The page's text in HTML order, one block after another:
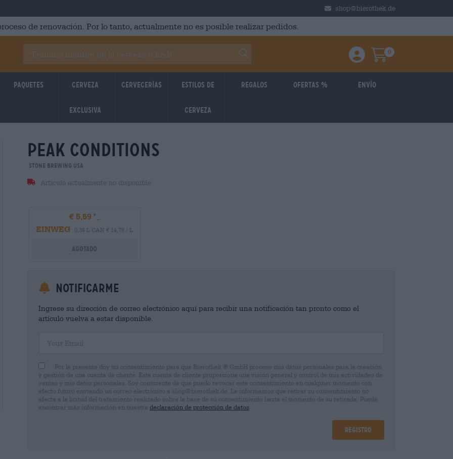
shop@bierothek.de
de renovación. Por lo tanto, actualmente no es posible realizar pedidos.
Einloggen / Anmelden
Warenkorb
0
Paquetes Cerveza
Exclusiva
Cervecerías Estilos de
cerveza
Regalos Ofertas % Envío
peak conditions
Stone Brewing USA
Artículo actualmente no disponible
€ 5,59
EINWEG
0,36 L CAN € 14,78 / L
Agotado
Notificarme
Ingrese su dirección de correo electrónico aquí para recibir una notificación tan pronto como el
artículo vuelva a estar disponible.
Por la presente doy mi consentimiento para que Bierothek ® GmbH procese mis datos personales para la creación
y gestión de una cuenta de cliente. Esta cuenta de cliente proporciona una visión general y control de mis actividades de
ventas y mis datos personales. Soy consciente de que puedo revocar este consentimiento en cualquier momento con
efecto futuro enviando un correo electrónico a shop@bierothek.de. Le informamos que retirar su consentimiento no
afecta a la licitud del tratamiento realizado sobre la base de su consentimiento hasta el momento de su retirada. Puede
encontrar más información en nuestra declaración de protección de datos
Registro